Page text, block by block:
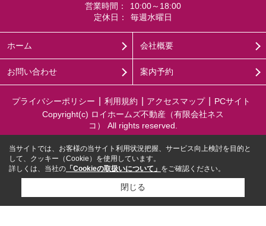
営業時間：
10:00～18:00
定休日：
毎週水曜日
ホーム 会社概要
お問い合わせ 案内予約
プライバシーポリシー 利用規約 アクセスマップ
PCサイト
Copyright(c) ロイホームズ不動産（有限会社ネス
コ） All rights reserved.
当サイトでは、お客様の当サイト利用状況把握、サービス向上検討を目的と
して、クッキー（Cookie）を使用しています。
詳しくは、当社の 「Cookieの取扱いについて」 をご確認ください。
閉じる